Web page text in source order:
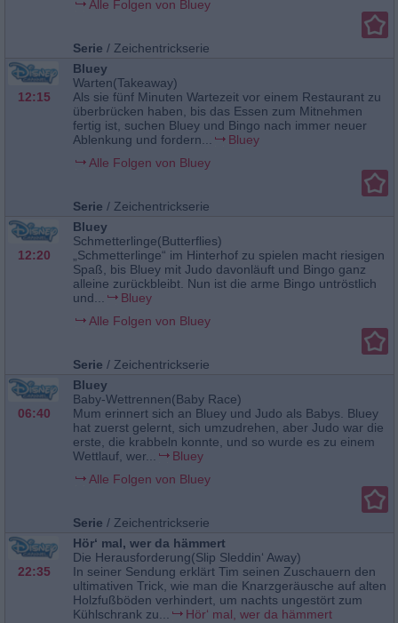
Alle Folgen von Bluey
Serie / Zeichentrickserie
12:15
Bluey
Warten(Takeaway)
Als sie fünf Minuten Wartezeit vor einem Restaurant zu
überbrücken haben, bis das Essen zum Mitnehmen
fertig ist, suchen Bluey und Bingo nach immer neuer
Ablenkung und fordern...
Bluey
Alle Folgen von Bluey
Serie / Zeichentrickserie
12:20
Bluey
Schmetterlinge(Butterflies)
„Schmetterlinge“ im Hinterhof zu spielen macht riesigen
Spaß, bis Bluey mit Judo davonläuft und Bingo ganz
alleine zurückbleibt. Nun ist die arme Bingo untröstlich
und...
Bluey
Alle Folgen von Bluey
Serie / Zeichentrickserie
06:40
Bluey
Baby-Wettrennen(Baby Race)
Mum erinnert sich an Bluey und Judo als Babys. Bluey
hat zuerst gelernt, sich umzudrehen, aber Judo war die
erste, die krabbeln konnte, und so wurde es zu einem
Wettlauf, wer...
Bluey
Alle Folgen von Bluey
Serie / Zeichentrickserie
22:35
Hör‘ mal, wer da hämmert
Die Herausforderung(Slip Sleddin‘ Away)
In seiner Sendung erklärt Tim seinen Zuschauern den
ultimativen Trick, wie man die Knarzgeräusche auf alten
Holzfußböden verhindert, um nachts ungestört zum
Kühlschrank zu...
Hör‘ mal, wer da hämmert